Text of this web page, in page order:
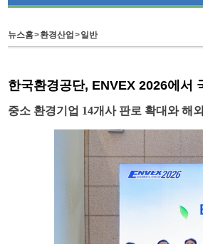
뉴스홈>환경산업 >일반